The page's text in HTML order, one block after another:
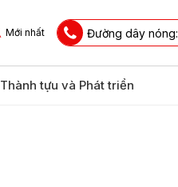
Mới nhất Đường dây nóng:
Thành tựu và Phát triển